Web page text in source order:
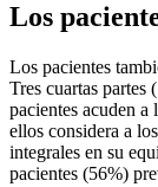
Los
Los pacientes
Tres cuartas partes
pacientes acuden
ellos considera a
integrales en su
pacientes (56%)